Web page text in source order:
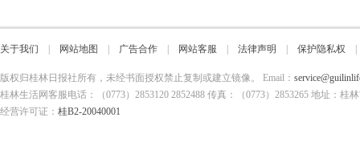
关于我们 网站地图 广告合作 网站客服 法律声明 保护隐私权
版权归桂林日报社所有，未经书面授权禁止复制或建立镜像。 Email：
桂林生活网客服电话：（0773）2853120 2852488 传真：（0773）2853265 地址：
经营许可证： 桂B2-20040001